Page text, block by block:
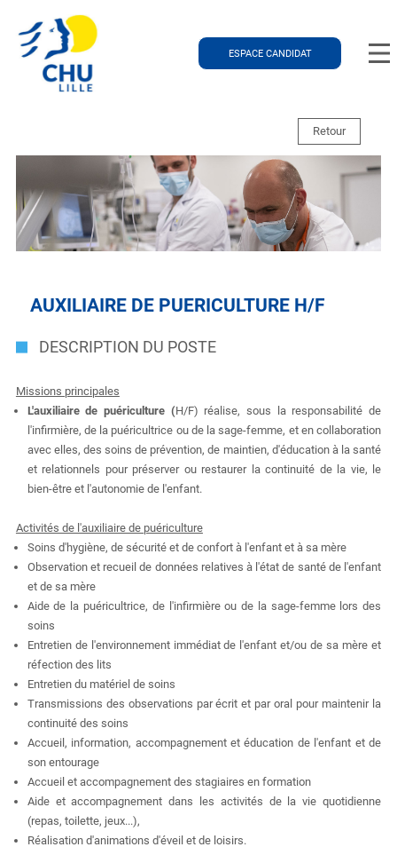
ESPACE CANDIDAT
Retour
AUXILIAIRE DE PUERICULTURE H/F
DESCRIPTION DU POSTE
Missions principales
L'auxiliaire de puériculture (H/F) réalise, sous la responsabilité de
l'infirmière, de la puéricultrice ou de la sage-femme, et en collaboration
avec elles, des soins de prévention, de maintien, d'éducation à la santé
et relationnels pour préserver ou restaurer la continuité de la vie, le
bien-être et l'autonomie de l'enfant.
Activités de l'auxiliaire de puériculture
Soins d'hygiène, de sécurité et de confort à l'enfant et à sa mère
Observation et recueil de données relatives à l'état de santé de l'enfant
et de sa mère
Aide de la puéricultrice, de l'infirmière ou de la sage-femme lors des
soins
Entretien de l'environnement immédiat de l'enfant et/ou de sa mère et
réfection des lits
Entretien du matériel de soins
Transmissions des observations par écrit et par oral pour maintenir la
continuité des soins
Accueil, information, accompagnement et éducation de l'enfant et de
son entourage
Accueil et accompagnement des stagiaires en formation
Aide et accompagnement dans les activités de la vie quotidienne
(repas, toilette, jeux...),
Réalisation d'animations d'éveil et de loisirs.